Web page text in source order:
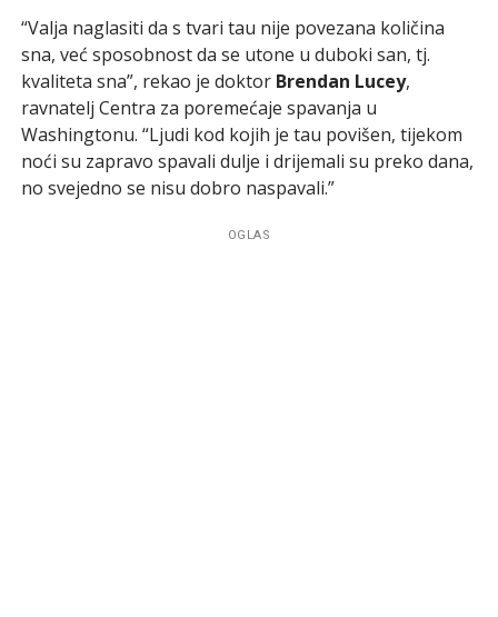
“Valja naglasiti da s tvari tau nije povezana količina
sna, već sposobnost da se utone u duboki san, tj.
kvaliteta sna”, rekao je doktor Brendan Lucey,
ravnatelj Centra za poremećaje spavanja u
Washingtonu. “Ljudi kod kojih je tau povišen, tijekom
noći su zapravo spavali dulje i drijemali su preko dana,
no svejedno se nisu dobro naspavali.”
OGLAS